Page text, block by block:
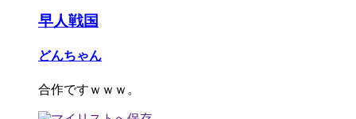
早人戦国
どんちゃん
合作ですｗｗｗ。